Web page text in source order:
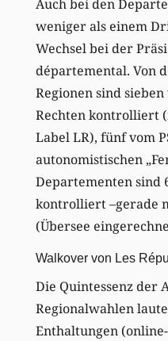
Auch bei den
weniger als einem
Wechsel bei der
départemental. Von
Regionen sind
Rechten kontrolliert
Label LR), fünf vom
autonomistischen
Departementen sind
kontrolliert –gerade
(Übersee
Walkover von Les
Die Quintessenz der
Regionalwahlen
Enthaltungen